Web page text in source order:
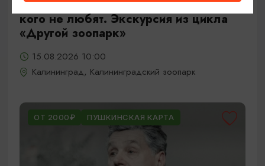
Тайны панциря и чешуи или о тех,
кого не любят. Экскурсия из цикла
«Другой зоопарк»
15.08.2026 10:00
Калининград, Калининградский зоопарк
ОТ 2000₽ ПУШКИНСКАЯ КАРТА